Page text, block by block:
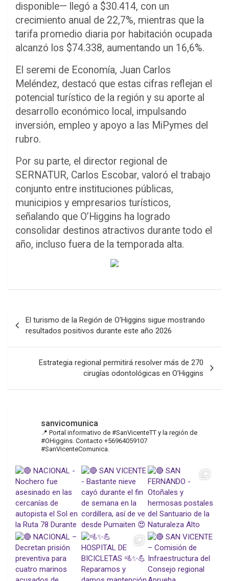
disponible— llegó a $30.414, con un
crecimiento anual de 22,7%, mientras que la
tarifa promedio diaria por habitación ocupada
alcanzó los $74.338, aumentando un 16,6%.
El seremi de Economía, Juan Carlos
Meléndez, destacó que estas cifras reflejan el
potencial turístico de la región y su aporte al
desarrollo económico local, impulsando
inversión, empleo y apoyo a las MiPymes del
rubro.
Por su parte, el director regional de
SERNATUR, Carlos Escobar, valoró el trabajo
conjunto entre instituciones públicas,
municipios y empresarios turísticos,
señalando que O’Higgins ha logrado
consolidar destinos atractivos durante todo el
año, incluso fuera de la temporada alta.
de
entradas
El turismo de la Región de O’Higgins sigue mostrando
resultados positivos durante este año 2026
Estrategia regional permitirá resolver más de 270
cirugías odontológicas en O’Higgins
sanvicomunica
📍 Portal informativo de #SanVicenteTT y la región de
#OHiggins. Contacto +56964059107
#SanVicenteComunica.